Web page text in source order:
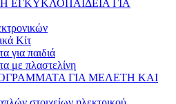
ΕΓΚΥΚΛΟΠΑΙΔΕΙΑ ΓΙΑ
Κίτ
για παιδιά
με πλαστελίνη
ΓΙΑ ΜΕΛΕΤΗ ΚΑΙ